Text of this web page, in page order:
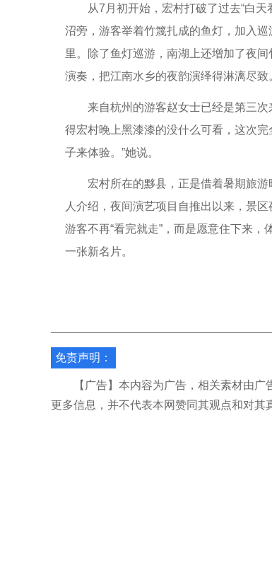
从7月初开始，宏村打破了过去“白天
沼旁，游客举着竹篾扎成的鱼灯，加入
里。除了鱼灯巡游，南湖上还增加了夜
演奏，把江南水乡的夜韵演绎得淋漓尽致
来自杭州的游客赵女士已经是第三次
得宏村晚上黑漆漆的没什么可看，这次
子来体验。”她说。
宏村所在的黟县，正是借着暑期旅游
人介绍，夜间演艺项目自推出以来，景
游客不再“看完就走”，而是愿意住下来
一张新名片。
免责声明：
【广告】本内容为广告，相关素材由广
更多信息，并不代表本网赞同其观点和对其